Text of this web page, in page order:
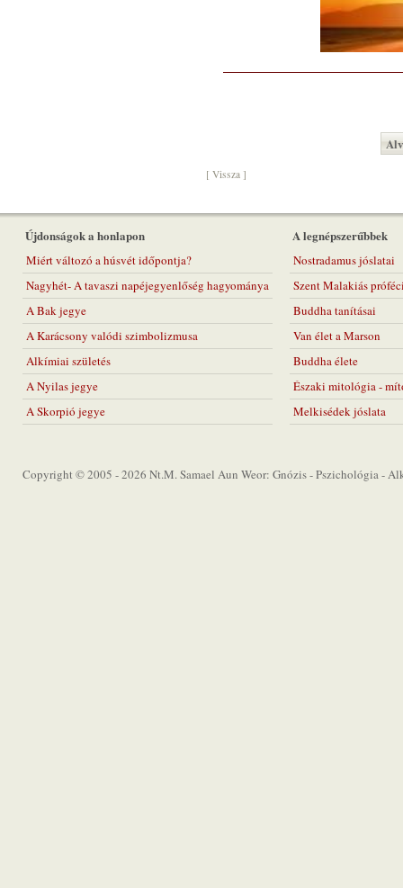
[ Vissza ]
Újdonságok a honlapon
Miért változó a húsvét időpontja?
Nagyhét- A tavaszi napéjegyenlőség hagyománya
A Bak jegye
A Karácsony valódi szimbolizmusa
Alkímiai születés
A Nyilas jegye
A Skorpió jegye
A legnépszerűbbek
Nostradamus jóslatai
Szent Malakiás
Buddha tanításai
Van élet a Marson
Buddha élete
Északi mitológia -
Melkisédek jóslata
Copyright © 2005 - 2026 Nt.M. Samael Aun Weor: Gnózis - Pszichológia -